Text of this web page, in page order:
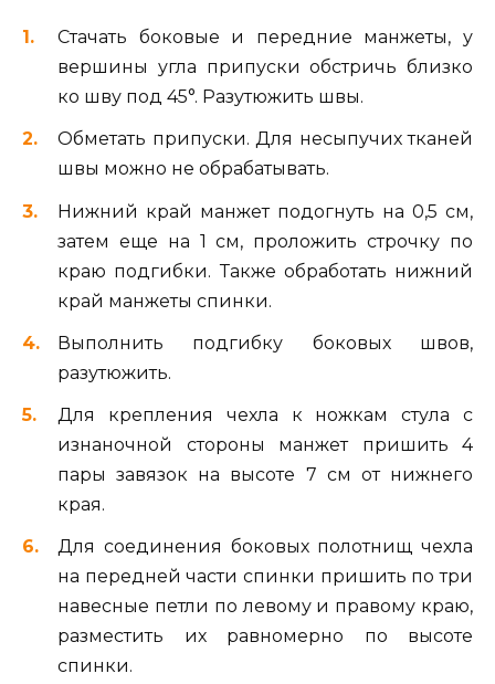
Стачать боковые и передние манжеты, у
вершины угла припуски обстричь близко
ко шву под 45°. Разутюжить швы.
Обметать припуски. Для несыпучих тканей
швы можно не обрабатывать.
Нижний край манжет подогнуть на 0,5 см,
затем еще на 1 см, проложить строчку по
краю подгибки. Также обработать нижний
край манжеты спинки.
Выполнить подгибку боковых швов,
разутюжить.
Для крепления чехла к ножкам стула с
изнаночной стороны манжет пришить 4
пары завязок на высоте 7 см от нижнего
края.
Для соединения боковых полотнищ чехла
на передней части спинки пришить по три
навесные петли по левому и правому краю,
разместить их равномерно по высоте
спинки.